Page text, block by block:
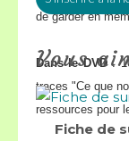
de garder en
Dans le DVD:
traces "Ce que
ressources pour
Vous
Fiche de